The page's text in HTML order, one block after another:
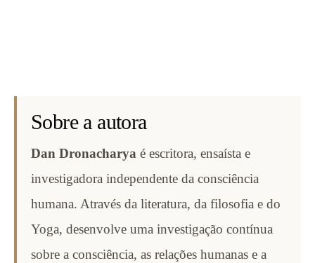
Sobre a autora
Dan Dronacharya é escritora, ensaísta e
investigadora independente da consciência
humana. Através da literatura, da filosofia e do
Yoga, desenvolve uma investigação contínua
sobre a consciência, as relações humanas e a